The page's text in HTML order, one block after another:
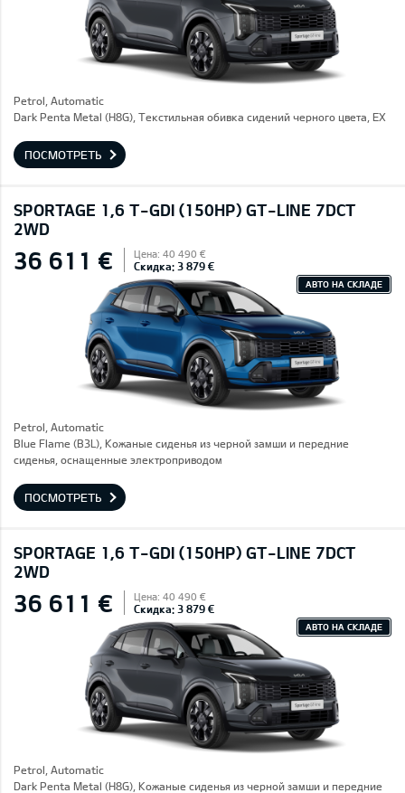
Petrol, Automatic
Dark Penta Metal (H8G), Текстильная обивка сидений черного цвета, EX
ПОСМОТРЕТЬ
SPORTAGE 1,6 T-GDI (150HP) GT-LINE 7DCT
2WD
36 611 € Цена: 40 490 €
Скидка: 3 879 €
АВТО НА СКЛАДЕ
Petrol, Automatic
Blue Flame (B3L), Кожаные сиденья из черной замши и передние
сиденья, оснащенные электроприводом
ПОСМОТРЕТЬ
SPORTAGE 1,6 T-GDI (150HP) GT-LINE 7DCT
2WD
36 611 € Цена: 40 490 €
Скидка: 3 879 €
АВТО НА СКЛАДЕ
Petrol, Automatic
Dark Penta Metal (H8G), Кожаные сиденья из черной замши и передние